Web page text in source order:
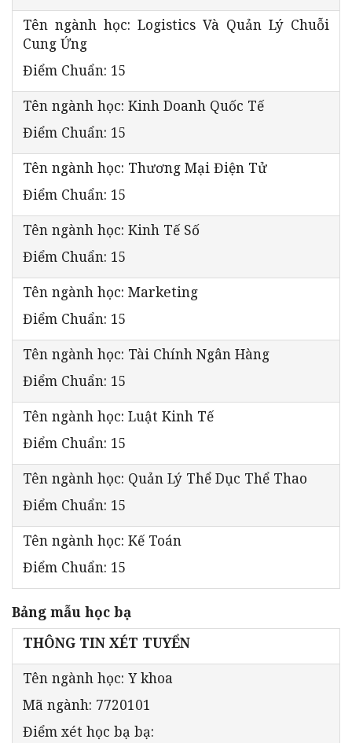
Tên ngành học: Logistics Và Quản Lý Chuỗi
Cung Ứng
Điểm Chuẩn: 15
Tên ngành học: Kinh Doanh Quốc Tế
Điểm Chuẩn: 15
Tên ngành học: Thương Mại Điện Tử
Điểm Chuẩn: 15
Tên ngành học: Kinh Tế Số
Điểm Chuẩn: 15
Tên ngành học: Marketing
Điểm Chuẩn: 15
Tên ngành học: Tài Chính Ngân Hàng
Điểm Chuẩn: 15
Tên ngành học: Luật Kinh Tế
Điểm Chuẩn: 15
Tên ngành học: Quản Lý Thể Dục Thể Thao
Điểm Chuẩn: 15
Tên ngành học: Kế Toán
Điểm Chuẩn: 15
Bảng mẫu học bạ
THÔNG TIN XÉT TUYỂN
Tên ngành học: Y khoa
Mã ngành: 7720101
Điểm xét học bạ bạ: